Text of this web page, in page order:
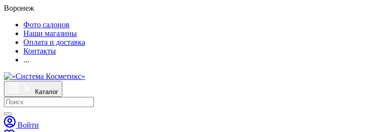
Воронеж
Фото салонов
Наши магазины
Оплата и доставка
Контакты
...
Каталог
Войти